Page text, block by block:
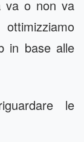
va o non va
in base alle
le